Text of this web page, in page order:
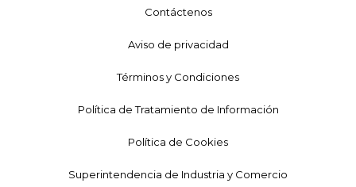
Contáctenos
Aviso de privacidad
Términos y Condiciones
Política de Tratamiento de Información
Política de Cookies
Superintendencia de Industria y Comercio